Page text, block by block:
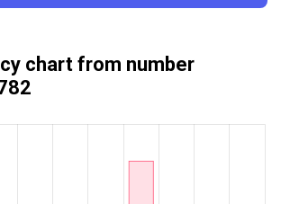
chart from number